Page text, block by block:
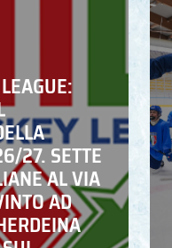
27. SETTE
AL VIA
AD